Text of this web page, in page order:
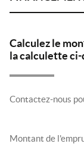
Calculez le
la calculette ci-
Contactez-nous
Montant de